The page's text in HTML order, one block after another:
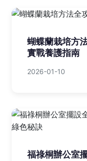
蝴蝶蘭栽培方
實戰養護指南
2026-01-10
福祿桐辦公室